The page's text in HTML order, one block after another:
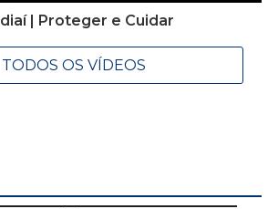
| Proteger e Cuidar
TODOS OS VÍDEOS